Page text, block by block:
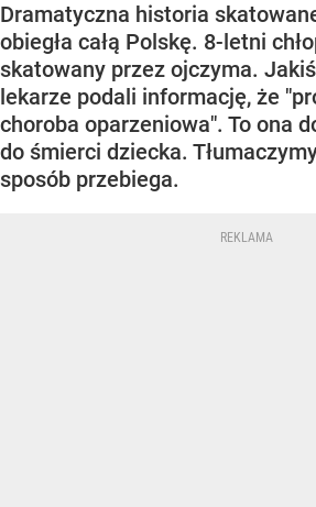
Dramatyczna historia
obiegła całą Polskę. 8-letni
skatowany przez ojczyma.
lekarze podali informację, że
choroba oparzeniowa". To ona
do śmierci dziecka.
sposób przebiega.